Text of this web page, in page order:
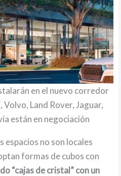
en el nuevo corredor
Land Rover, Jaguar,
están en negociación
espacios no son locales
formas de cubos con
“cajas de cristal” con un